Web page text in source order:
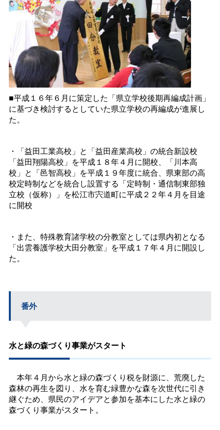
■平成１６年６月に策定した「県立学校後期再編成計画」
に基づき検討するとしていた県立学校の再編成が進展し
た。
・「益田工業高校」と「益田産業高校」の統合新設校
「益田翔陽高校」を平成１８年４月に開校、「川本高
校」と「邑智高校」を平成１９年度に統合、県東部の高
校定時制などを統合し設置する「定時制・通信制東部独
立校（仮称）」を松江市宍道町に平成２２年４月を目途
に開校
・また、特殊教育諸学校の分教室としては県内初となる
「出雲養護学校大田分教室」を平成１７年４月に開設し
た。
番外
水と緑の森づくり事業がスタート
本年４月から水と緑の森づくり税を財源に、荒廃した
森林の再生を図り、水を育む緑豊かな森を次世代に引き
継ぐため、県民のアイデアと参加を基本にした水と緑の
森づくり事業がスタート。